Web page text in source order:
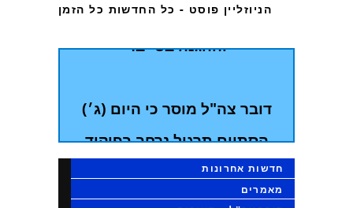
הניוזליין פוסט - כל החדשות כל הזמן
וההגנה בסייבר
הסתיים תרגיל נרחב בפיקוד
הצפון אשר החל אתמול
בשעות הבוקרחדשות אחרונות
מאמרים